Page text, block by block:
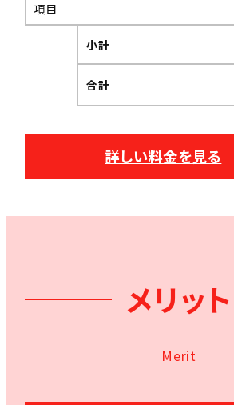
項目
小計
合計
詳しい料金を見る
メリット
Merit